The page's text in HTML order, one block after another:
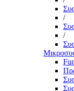
/
/